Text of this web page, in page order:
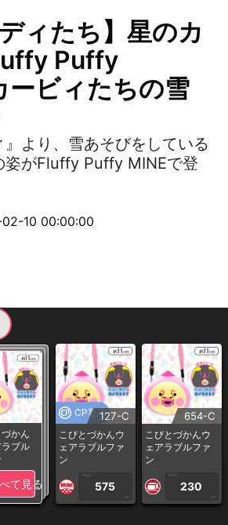
ィたち】星のカ
Puffy
ービィたちの雪
』より、雪あそびをしている
姿がFluffy Puffy MINEで登
10 00:00:00
かん
ブル
て見る
CP専用127-C
こびとづかんウ
ェアラブルファ
ン
1PLAY
575
CP
654-C
こびとづかんウ
ェアラブルファ
ン
1PLAY
230
CP